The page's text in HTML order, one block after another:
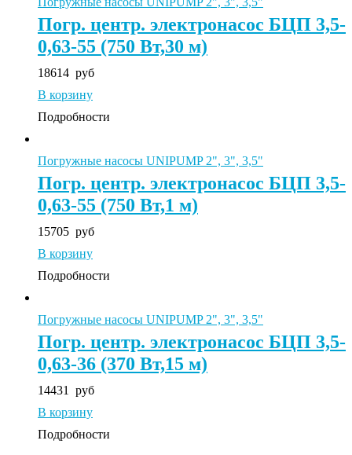
Погр. центр. электронасос БЦП 3,5-
0,63-55 (750 Вт,30 м)
18614 руб
В корзину
Подробности
Погружные насосы UNIPUMP 2", 3", 3,5"
Погр. центр. электронасос БЦП 3,5-
0,63-55 (750 Вт,1 м)
15705 руб
В корзину
Подробности
Погружные насосы UNIPUMP 2", 3", 3,5"
Погр. центр. электронасос БЦП 3,5-
0,63-36 (370 Вт,15 м)
14431
руб
В корзину
Подробности